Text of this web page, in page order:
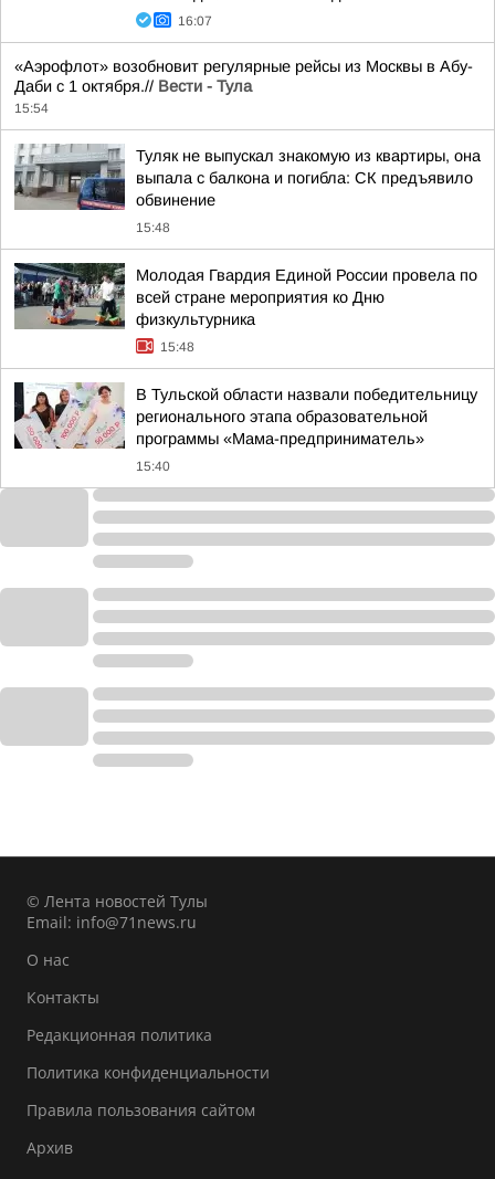
16:07
«Аэрофлот» возобновит регулярные рейсы из Москвы в Абу-
Даби с 1 октября.// Вести - Тула
15:54
Туляк не выпускал знакомую из квартиры, она
выпала с балкона и погибла: СК предъявило
обвинение
15:48
Молодая Гвардия Единой России провела по
всей стране мероприятия ко Дню
физкультурника
15:48
В Тульской области назвали победительницу
регионального этапа образовательной
программы «Мама-предприниматель»
15:40
© Лента новостей Тулы
Email: info@71news.ru
О нас
Контакты
Редакционная политика
Политика конфиденциальности
Правила пользования сайтом
Архив